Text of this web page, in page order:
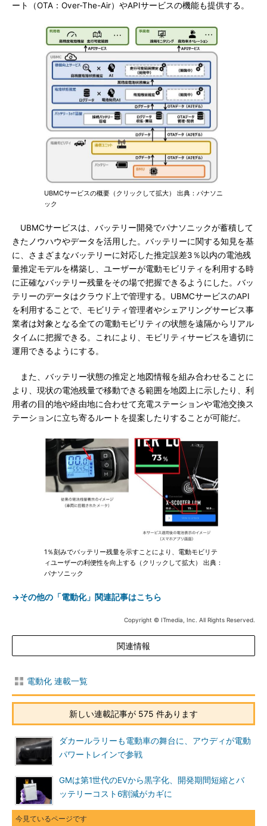
ート（OTA：Over-The-Air）やAPIサービスの機能も提供する。
UBMCサービスの概要（クリックして拡大） 出典：パナソニ
ック
UBMCサービスは、バッテリー開発でパナソニックが蓄積して
きたノウハウやデータを活用した。バッテリーに関する知見を基
に、さまざまなバッテリーに対応した推定誤差3％以内の電池残
量推定モデルを構築し、ユーザーが電動モビリティを利用する時
に正確なバッテリー残量をその場で把握できるようにした。バッ
テリーのデータはクラウド上で管理する。UBMCサービスのAPI
を利用することで、モビリティ管理者やシェアリングサービス事
業者は対象となる全ての電動モビリティの状態を遠隔からリアル
タイムに把握できる。これにより、モビリティサービスを適切に
運用できるようにする。
また、バッテリー状態の推定と地図情報を組み合わせることに
より、現状の電池残量で移動できる範囲を地図上に示したり、利
用者の目的地や経由地に合わせて充電ステーションや電池交換ス
テーションに立ち寄るルートを提案したりすることが可能だ。
1％刻みでバッテリー残量を示すことにより、電動モビリテ
ィユーザーの利便性を向上する（クリックして拡大） 出典：
パナソニック
→その他の「電動化」関連記事はこちら
Copyright © ITmedia, Inc. All Rights Reserved.
関連情報
電動化 連載一覧
新しい連載記事が 575 件あります
ダカールラリーも電動車の舞台に、アウディが電動
パワートレインで参戦
GMは第1世代のEVから黒字化、開発期間短縮とバ
ッテリーコスト6割減がカギに